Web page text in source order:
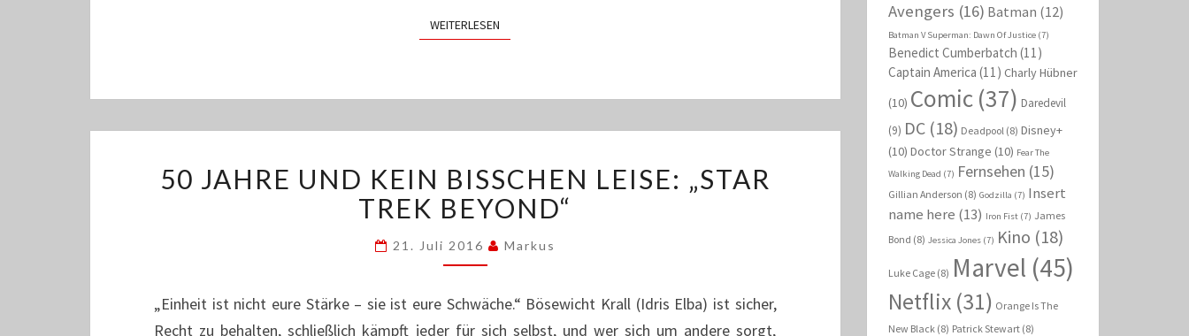
WEITERLESEN
JAHRE
UND
KEIN
BISSCHEN
LEISE:
TREK
50 JAHRE UND KEIN BISSCHEN LEISE: „STAR
TREK BEYOND“
21. Juli 2016 Markus
„Einheit ist nicht eure Stärke – sie ist eure Schwäche.“ Bösewicht Krall (Idris Elba) ist sicher,
Recht zu behalten, schließlich kämpft jeder für sich selbst, und wer sich um andere sorgt,
Avengers (16) Batman (12)
Batman V Superman: Dawn Of Justice(7)
Benedict Cumberbatch (11)
Captain America (11) Charly Hübner
(10) Comic(37) Daredevil
(9) DC(18) Deadpool(8) Disney+
(10) Doctor Strange (10) Fear The
Walking Dead (7) Fernsehen (15)
Gillian Anderson (8) Godzilla (7) Insert
name here (13) Iron Fist(7) James
Bond (8) Jessica Jones(7) Kino (18)
Luke Cage(8) Marvel (45)
Netflix(31) Orange Is The
New Black(8) Patrick Stewart(8)